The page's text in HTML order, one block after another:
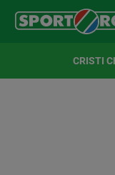
CRISTI